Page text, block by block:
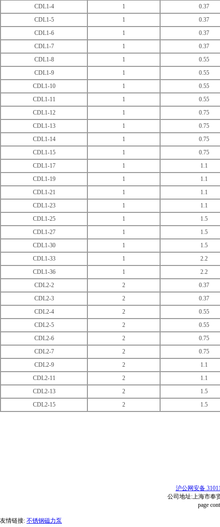
CDL1-4
1
0.37
CDL1-5
1
0.37
CDL1-6
1
0.37
CDL1-7
1
0.37
CDL1-8
1
0.55
CDL1-9
1
0.55
CDL1-10
1
0.55
CDL1-11
1
0.55
CDL1-12
1
0.75
CDL1-13
1
0.75
CDL1-14
1
0.75
CDL1-15
1
0.75
CDL1-17
1
1.1
CDL1-19
1
1.1
CDL1-21
1
1.1
CDL1-23
1
1.1
CDL1-25
1
1.5
CDL1-27
1
1.5
CDL1-30
1
1.5
CDL1-33
1
2.2
CDL1-36
1
2.2
CDL2-2
2
0.37
CDL2-3
2
0.37
CDL2-4
2
0.55
CDL2-5
2
0.55
CDL2-6
2
0.75
CDL2-7
2
0.75
CDL2-9
2
1.1
CDL2-11
2
1.1
CDL2-13
2
1.5
CDL2-15
2 1.5
沪公网安备
公司地址:上海市奉
page
友情链接: 不锈钢磁力泵